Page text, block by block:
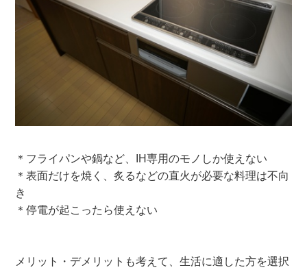
＊フライパンや鍋など、IH専用のモノしか使えない
＊表面だけを焼く、炙るなどの直火が必要な料理は不向
き
＊停電が起こったら使えない
メリット・デメリットも考えて、生活に適した方を選択